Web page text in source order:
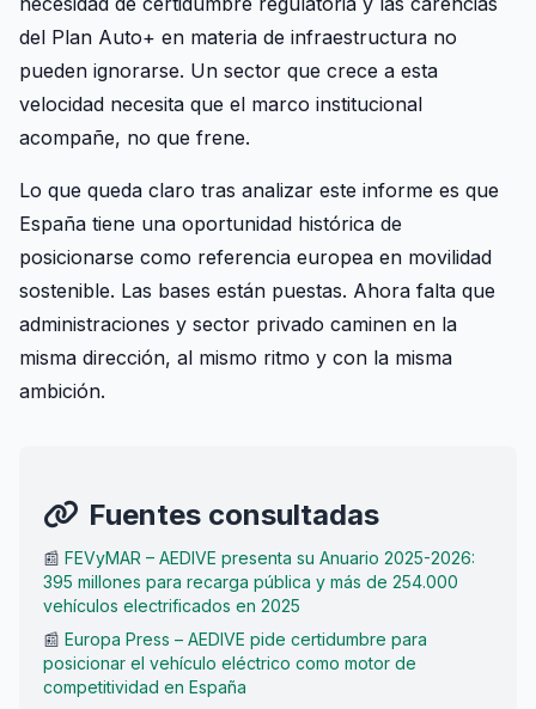
del Plan Auto+ en materia de infraestructura no
pueden ignorarse. Un sector que crece a esta
velocidad necesita que el marco institucional
acompañe, no que frene.
Lo que queda claro tras analizar este informe es que
España tiene una oportunidad histórica de
posicionarse como referencia europea en movilidad
sostenible. Las bases están puestas. Ahora falta que
administraciones y sector privado caminen en la
misma dirección, al mismo ritmo y con la misma
ambición.
Fuentes consultadas
📰 FEVyMAR – AEDIVE presenta su Anuario 2025-2026:
395 millones para recarga pública y más de 254.000
vehículos electrificados en 2025
📰 Europa Press – AEDIVE pide certidumbre para
posicionar el vehículo eléctrico como motor de
competitividad en España